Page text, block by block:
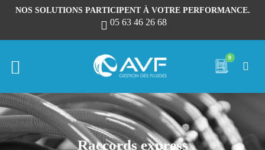
NOS SOLUTIONS PARTICIPENT À VOTRE PERFORMANCE.
05 63 46 26 68
0
Raccords express